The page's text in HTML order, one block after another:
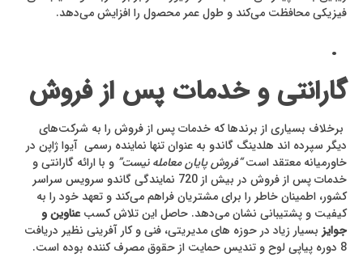
فیزیکی محافظت می‌کند و طول عمر محصول را افزایش می‌دهد.
.
گارانتی و خدمات پس از فروش
برخلاف بسیاری از برندها که خدمات پس از فروش را به شرکت‌های
دیگر سپرده اند هلدینگ گاندو به عنوان تنها نماینده رسمی آیوا ژاپن در
خاورمیانه معتقد است“فروش پایان معامله نیست” و با ارائه گارانتی و
خدمات پس از فروش در بیش از 720 نمایندگی گاندو سرویس سراسر
کشور، اطمینان خاطر را برای مشتریان فراهم می‌کند و تعهد خود را به
کیفیت و پشتیبانی نشان می‌دهد. حاصل این تلاش کسب عناوین و
جوایز بسیار زیاد در حوزه های مدیریتی، فنی و کار آفرینی نظیر دریافت
8 دوره پیاپی لوح و تندیس حمایت از حقوق مصرف کننده بوده است.